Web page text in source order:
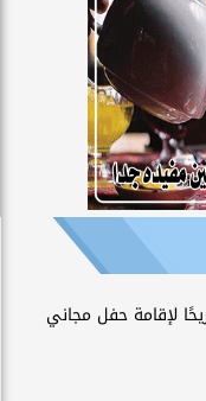
لإقامة حفل مجاني